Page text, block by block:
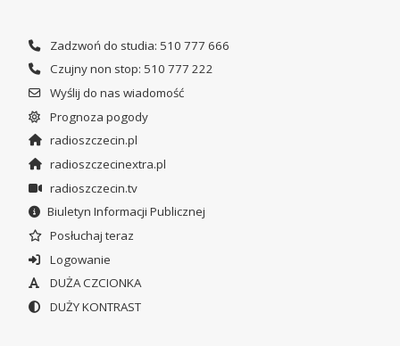
Zadzwoń do studia: 510 777 666
Czujny non stop: 510 777 222
Wyślij do nas wiadomość
Prognoza pogody
radioszczecin.pl
radioszczecinextra.pl
radioszczecin.tv
Biuletyn Informacji Publicznej
Posłuchaj teraz
Logowanie
DUŻA CZCIONKA
DUŻY KONTRAST